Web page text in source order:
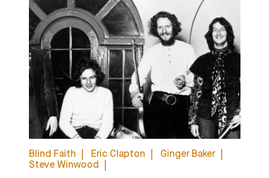
Blind Faith Eric Clapton
Ginger Baker
Steve Winwood